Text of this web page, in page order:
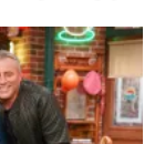
أفضل تدريج